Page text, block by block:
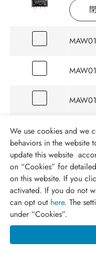
We use cookies and we
behaviors in the website
update this website
on “Cookies” for
on this website. If you
activated. If you do not
can opt out here. The
under “Cookies”.